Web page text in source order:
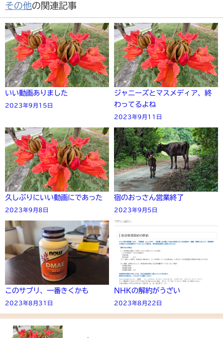
その他の関連記事
いい動画ありました
2023年9月15日
ジャニーズとマスメディア、終
わってるよね
2023年9月11日
久しぶりにいい動画にであった
2023年9月8日
宿のおっさん営業終了
2023年9月5日
このサプリ、一番きくかも
2023年8月31日
NHKの解約がうざい
2023年8月22日